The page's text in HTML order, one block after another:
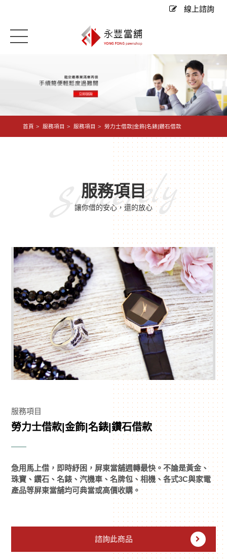
線上諮詢
首頁 服務項目 服務項目 勞力士借款|金飾|名錶|鑽石借款
服務項目
讓你借的安心，還的放心
Sincerely
服務項目
勞力士借款|金飾|名錶|鑽石借款
急用馬上借，即時紓困，屏東當舖週轉最快。不論是黃金、
珠寶、鑽石、名錶、汽機車、名牌包、相機、各式3C與家電
產品等屏東當舖均可典當或高價收購。
諮詢此商品